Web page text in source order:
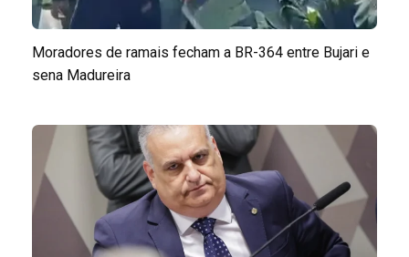
Moradores de ramais fecham a BR-364 entre Bujari e
sena Madureira